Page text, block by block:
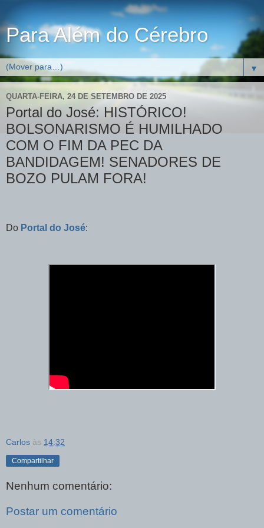
Para Além do Cérebro
▼
QUARTA-FEIRA, 24 DE SETEMBRO DE 2025
Portal do José: HISTÓRICO!
BOLSONARISMO É HUMILHADO
COM O FIM DA PEC DA
BANDIDAGEM! SENADORES DE
BOZO PULAM FORA!
Do Portal do José:
Carlos às 14:32
Compartilhar
Nenhum comentário:
Postar um comentário